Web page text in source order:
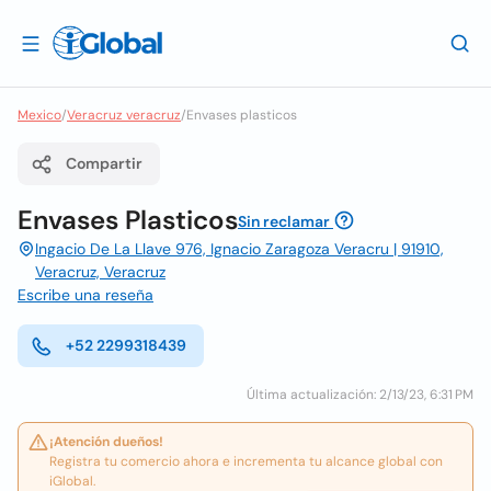
Mexico/Veracruz veracruz/Envases plasticos
Compartir
Envases PlasticosSin reclamar
Ingacio De La Llave 976, Ignacio Zaragoza Veracru | 91910,
Veracruz, Veracruz
Escribe una reseña
+52 2299318439
Última actualización: 2/13/23, 6:31 PM
¡Atención dueños!
Registra tu comercio ahora e incrementa tu alcance global con
iGlobal.